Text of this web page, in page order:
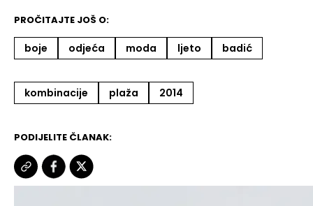
PROČITAJTE JOŠ O:
boje odjeća moda ljeto badić
kombinacije plaža 2014
PODIJELITE ČLANAK: